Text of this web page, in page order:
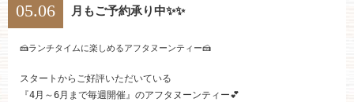
ご成約済み・ご列席のお客様
その他のお問い合わせ
0258-66-3155
05.06
月もご予約承り中✨✨
🍰ランチタイムに楽しめるアフタヌーンティー🍰
スタートからご好評いただいている
『4月～6月まで毎週開催』のアフタヌーンティー💕